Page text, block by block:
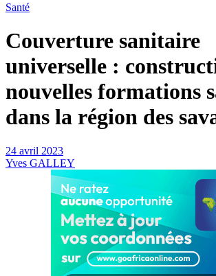
Santé
Couverture sanitaire
universelle :
nouvelles formations
dans la région des
24 avril 2023
Yves GALLEY